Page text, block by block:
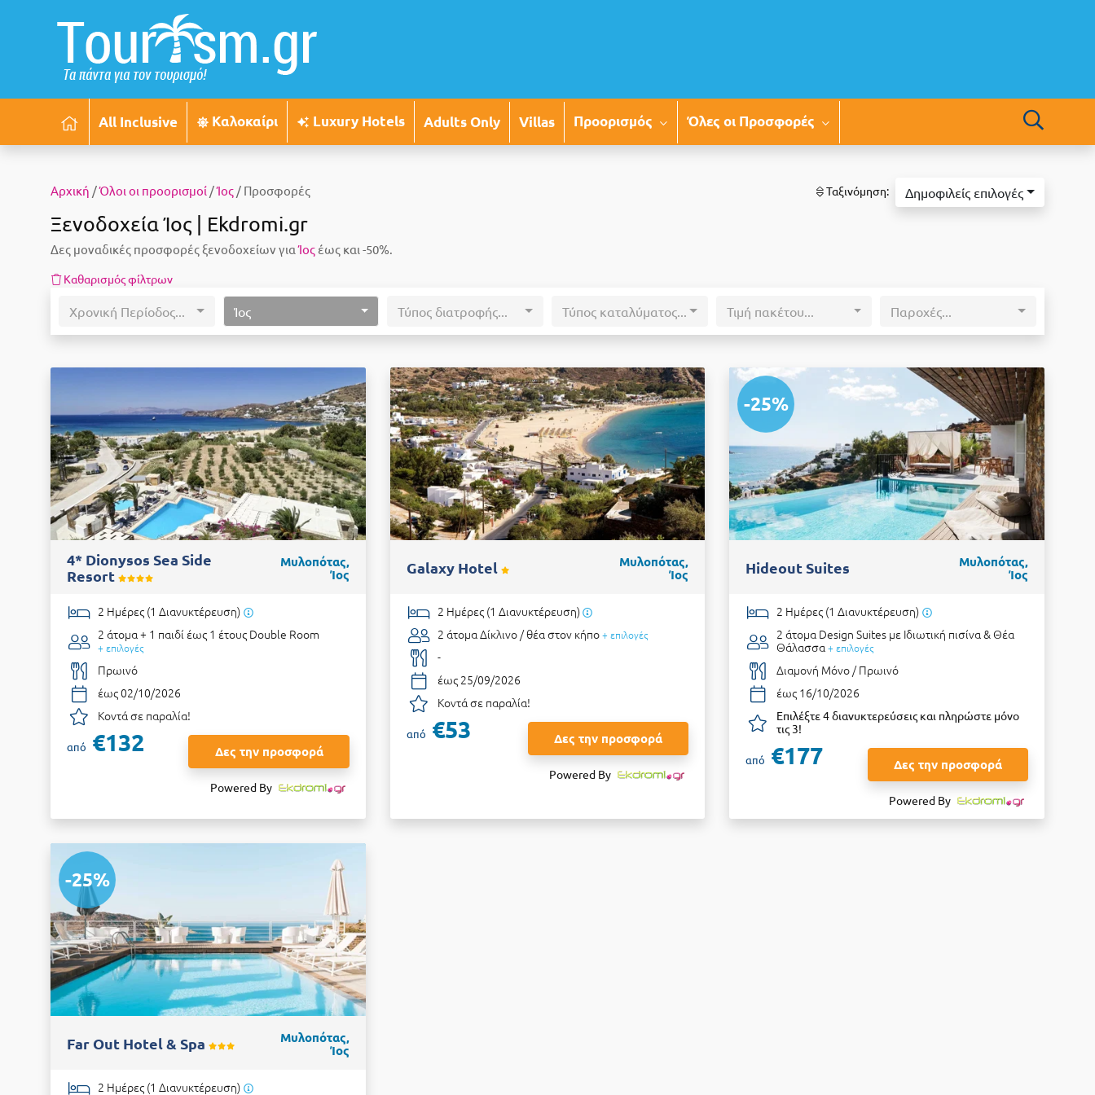
All Inclusive Καλοκαίρι Luxury Hotels Adults Only Villas Προορισμός Όλες οι Προσφορές
Αρχική /Όλοι οι προορισμοί /Ίος / Προσφορές
Ξενοδοχεία Ίος | Ekdromi.gr
Δες μοναδικές προσφορές ξενοδοχείων γιαΊος έως και -50%.
Ταξινόμηση: Δημοφιλείς επιλογές
Καθαρισμός φίλτρων
Χρονική Περίοδος... Ίος Τύπος διατροφής... Τύπος καταλύματος... Τιμή πακέτου... Παροχές...
4* Dionysos Sea Side
Resort
Μυλοπότας,
Ίος
2 Ημέρες (1 Διανυκτέρευση)
2 άτομα + 1 παιδί έως 1 έτους Double Room
+ επιλογές
Πρωινό
έως 02/10/2026
Κοντά σε παραλία!
από €132 Δες την προσφορά
Powered By
Galaxy Hotel
Μυλοπότας,
Ίος
2 Ημέρες (1 Διανυκτέρευση)
2 άτομαΔίκλινο / θέα στον κήπο + επιλογές
-
έως 25/09/2026
Κοντά σε παραλία!
από €53 Δες την προσφορά
Powered By
-25%
Hideout Suites
Μυλοπότας,
Ίος
2 Ημέρες (1 Διανυκτέρευση)
2 άτομα Design Suites με Ιδιωτική πισίνα & Θέα
Θάλασσα + επιλογές
Διαμονή Μόνο / Πρωινό
έως 16/10/2026
Επιλέξτε 4 διανυκτερεύσεις και πληρώστε μόνο
τις 3!
από €177 Δες την προσφορά
Powered By
-25%
Far Out Hotel & Spa
Μυλοπότας,
Ίος
2 Ημέρες (1 Διανυκτέρευση)